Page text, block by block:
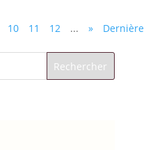
10 11 12 ... »
Dernière